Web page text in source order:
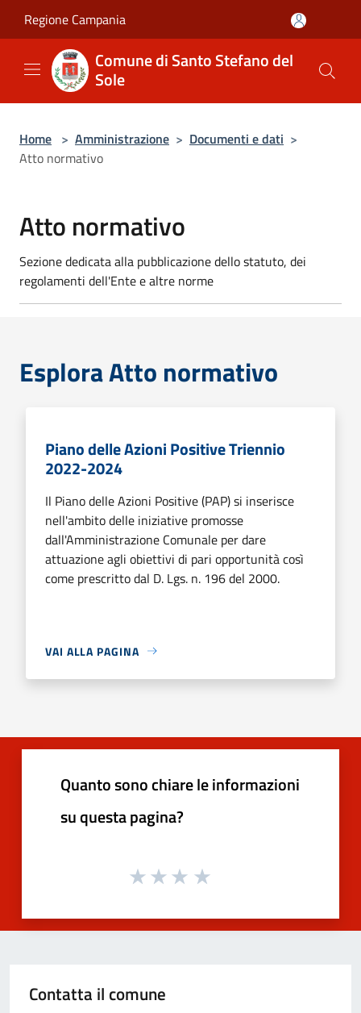
Regione Campania
Comune di Santo Stefano del
Sole
Home > Amministrazione > Documenti e dati >
Atto normativo
Atto normativo
Sezione dedicata alla pubblicazione dello statuto, dei
regolamenti dell'Ente e altre norme
Esplora Atto normativo
Piano delle Azioni Positive Triennio
2022-2024
Il Piano delle Azioni Positive (PAP) si inserisce
nell'ambito delle iniziative promosse
dall'Amministrazione Comunale per dare
attuazione agli obiettivi di pari opportunità così
come prescritto dal D. Lgs. n. 196 del 2000.
VAI ALLA PAGINA
Quanto sono chiare le informazioni
su questa pagina?
Contatta il comune